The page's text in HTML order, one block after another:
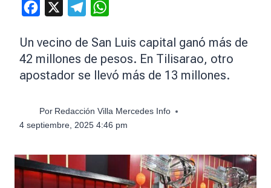
Facebook Telegram
Un vecino de San Luis capital ganó más de
42 millones de pesos. En Tilisarao, otro
apostador se llevó más de 13 millones.
Por Redacción Villa Mercedes Info
4 septiembre, 2025 4:46 pm